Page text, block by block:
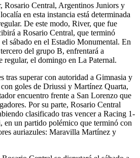
Rosario Central, Argentinos Juniors y
en esta instancia está determinada
De este modo, River, que fue
a Rosario Central, que terminó
sábado en el Estadio Monumental. En
del grupo B, enfrentará a
regular, el domingo en La Paternal.
tras superar con autoridad a Gimnasia y
goles de Driussi y Martínez Quarta,
encuentro frente a San Lorenzo que
Por su parte, Rosario Central
clasificado tras vencer a Racing 1-
en un partido polémico que terminó con
auriazules: Maravilla Martínez y